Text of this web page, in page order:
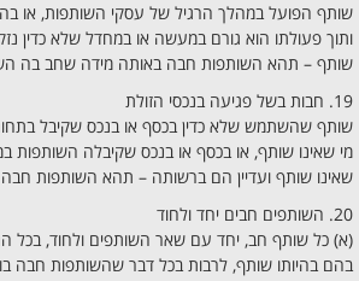
שותף הפועל במהלך הרגיל של עסקי השותפות, או
ותוך פעולתו הוא גורם במעשה או במחדל שלא כדין
שותף – תהא השותפות חבה באותה מידה שחב בה
19. חבות בשל פגיעה בנכסי הזולת
שותף שהשתמש שלא כדין בכסף או בנכס שקיבל
מי שאינו שותף, או בכסף או בנכס שקיבלה השותפות
שאינו שותף ועדיין הם ברשותה – תהא השותפות
20. השותפים חבים יחד ולחוד
(א) כל שותף חב, יחד עם שאר השותפים ולחוד, בכל